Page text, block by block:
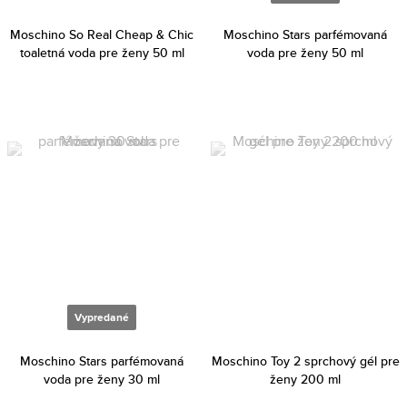
Moschino So Real Cheap & Chic
toaletná voda pre ženy 50 ml
Moschino Stars parfémovaná
voda pre ženy 50 ml
Vypredané
Moschino Stars parfémovaná
voda pre ženy 30 ml
Moschino Toy 2 sprchový gél pre
ženy 200 ml